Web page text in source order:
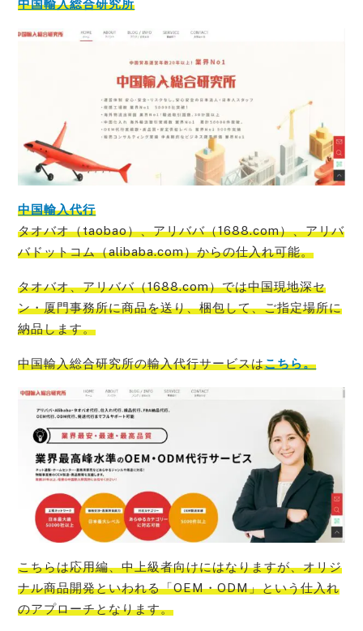
中国輸入総合研究所
中国輸入代行
タオバオ（taobao）、アリババ（1688.com）、アリバ
バドットコム（alibaba.com）からの仕入れ可能。
タオバオ、アリババ（1688.com）では中国現地深セ
ン・厦門事務所に商品を送り、梱包して、ご指定場所に
納品します。
中国輸入総合研究所の輸入代行サービスはこちら。
こちらは応用編、中上級者向けにはなりますが、オリジ
ナル商品開発といわれる「OEM・ODM」という仕入れ
のアプローチとなります。